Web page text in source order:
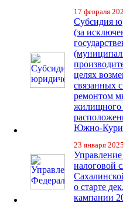
17 февраля
Субсидия
(за
целях
связанных
ремонтом
жилищного
Южно-
23 января
налоговой
о старте
кампании